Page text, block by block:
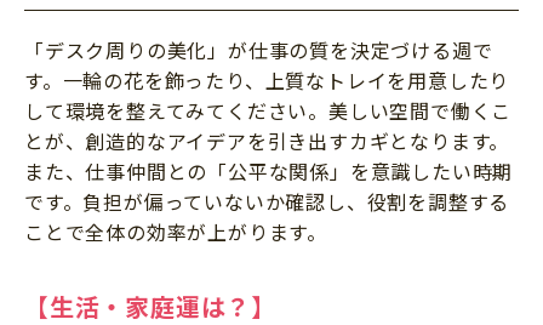
「デスク周りの美化」が仕事の質を決定づける週で
す。一輪の花を飾ったり、上質なトレイを用意したり
して環境を整えてみてください。美しい空間で働くこ
とが、創造的なアイデアを引き出すカギとなります。
また、仕事仲間との「公平な関係」を意識したい時期
です。負担が偏っていないか確認し、役割を調整する
ことで全体の効率が上がります。
【生活・家庭運は？】